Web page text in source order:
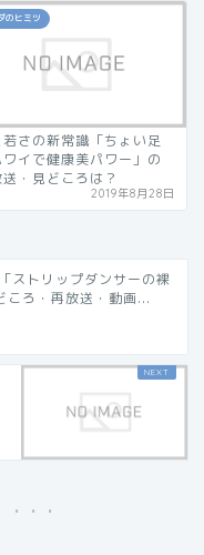
のヒミツ
若さの新常識「ちょい足
ワイで健康美パワー」の
・見どころは？
2019年8月28日
ストリップダンサーの裸
ころ・再放送・動画...